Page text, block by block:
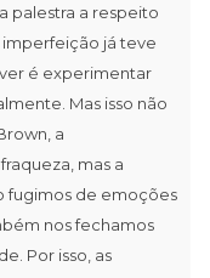
palestra a respeito
já teve
é experimentar
Mas isso não
a
mas a
fugimos de emoções
nos fechamos
Por isso, as